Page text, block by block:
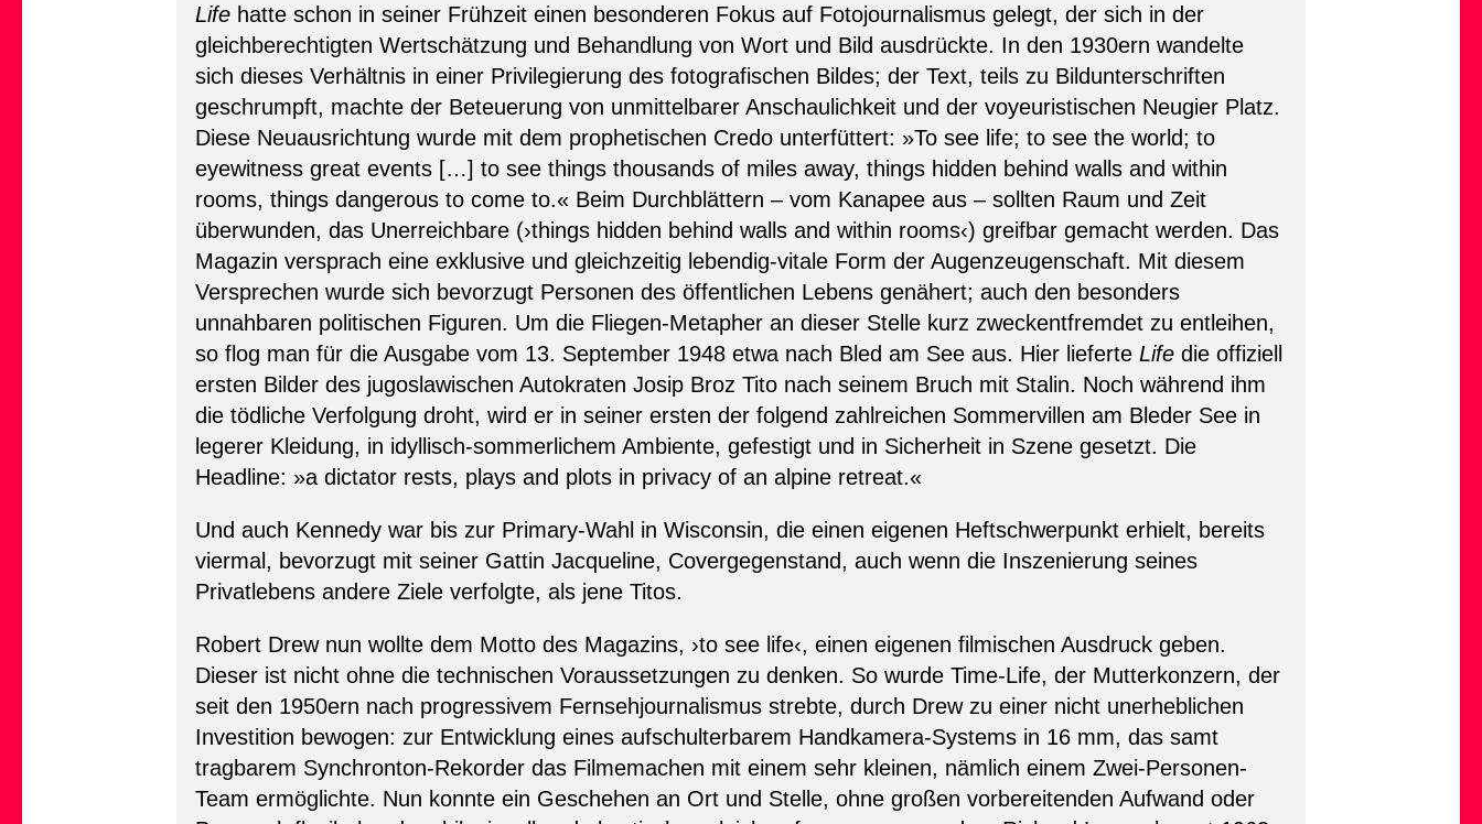
Life hatte schon in seiner Frühzeit einen besonderen Fokus auf Fotojournalismus gelegt, der sich in der
gleichberechtigten Wertschätzung und Behandlung von Wort und Bild ausdrückte. In den 1930ern wandelte
sich dieses Verhältnis in einer Privilegierung des fotografischen Bildes; der Text, teils zu Bildunterschriften
geschrumpft, machte der Beteuerung von unmittelbarer Anschaulichkeit und der voyeuristischen Neugier Platz.
Diese Neuausrichtung wurde mit dem prophetischen Credo unterfüttert: »To see life; to see the world; to
eyewitness great events […] to see things thousands of miles away, things hidden behind walls and within
rooms, things dangerous to come to.« Beim Durchblättern – vom Kanapee aus – sollten Raum und Zeit
überwunden, das Unerreichbare (›things hidden behind walls and within rooms‹) greifbar gemacht werden. Das
Magazin versprach eine exklusive und gleichzeitig lebendig-vitale Form der Augenzeugenschaft. Mit diesem
Versprechen wurde sich bevorzugt Personen des öffentlichen Lebens genähert; auch den besonders
unnahbaren politischen Figuren. Um die Fliegen-Metapher an dieser Stelle kurz zweckentfremdet zu entleihen,
so flog man für die Ausgabe vom 13. September 1948 etwa nach Bled am See aus. Hier lieferte Life die offiziell
ersten Bilder des jugoslawischen Autokraten Josip Broz Tito nach seinem Bruch mit Stalin. Noch während ihm
die tödliche Verfolgung droht, wird er in seiner ersten der folgend zahlreichen Sommervillen am Bleder See in
legerer Kleidung, in idyllisch-sommerlichem Ambiente, gefestigt und in Sicherheit in Szene gesetzt. Die
Headline: »a dictator rests, plays and plots in privacy of an alpine retreat.«
Und auch Kennedy war bis zur Primary-Wahl in Wisconsin, die einen eigenen Heftschwerpunkt erhielt, bereits
viermal, bevorzugt mit seiner Gattin Jacqueline, Covergegenstand, auch wenn die Inszenierung seines
Privatlebens andere Ziele verfolgte, als jene Titos.
Robert Drew nun wollte dem Motto des Magazins, ›to see life‹, einen eigenen filmischen Ausdruck geben.
Dieser ist nicht ohne die technischen Voraussetzungen zu denken. So wurde Time-Life, der Mutterkonzern, der
seit den 1950ern nach progressivem Fernsehjournalismus strebte, durch Drew zu einer nicht unerheblichen
Investition bewogen: zur Entwicklung eines aufschulterbarem Handkamera-Systems in 16 mm, das samt
tragbarem Synchronton-Rekorder das Filmemachen mit einem sehr kleinen, nämlich einem Zwei-Personen-
Team ermöglichte. Nun konnte ein Geschehen an Ort und Stelle, ohne großen vorbereitenden Aufwand oder